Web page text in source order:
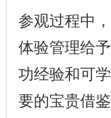
参观过程中
体验管理给
功经验和可
要的宝贵借鉴